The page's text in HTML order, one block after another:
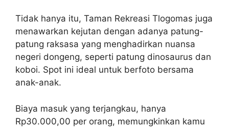
Tidak hanya itu, Taman Rekreasi Tlogomas juga
menawarkan kejutan dengan adanya patung-
patung raksasa yang menghadirkan nuansa
negeri dongeng, seperti patung dinosaurus dan
koboi. Spot ini ideal untuk berfoto bersama
anak-anak.
Biaya masuk yang terjangkau, hanya
Rp30.000,00 per orang, memungkinkan kamu